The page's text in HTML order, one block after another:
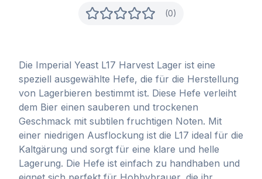
(0)
Die Imperial Yeast L17 Harvest Lager ist eine
speziell ausgewählte Hefe, die für die Herstellung
von Lagerbieren bestimmt ist. Diese Hefe verleiht
dem Bier einen sauberen und trockenen
Geschmack mit subtilen fruchtigen Noten. Mit
einer niedrigen Ausflockung ist die L17 ideal für die
Kaltgärung und sorgt für eine klare und helle
Lagerung. Die Hefe ist einfach zu handhaben und